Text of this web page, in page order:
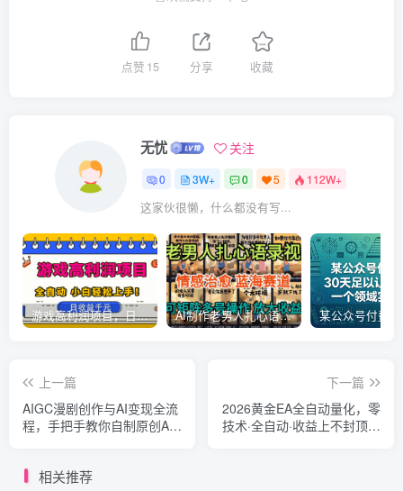
点赞 15 分享 收藏
无忧 关注
0 3W+ 0 5 112W+
这家伙很懒，什么都没有写...
游戏高利润项目，日收益1k+，全自动，无需值守，解放双手，小白轻松上手【揭秘】 AI制作老男人扎心语录，5分钟一条，操作简单，流量非常大，保姆级教程
上一篇
AIGC漫剧创作与AI变现全流
程，手把手教你自制原创AI
下一篇
2026黄金EA全自动量化，零
技术·全自动·收益上不封顶，
相关推荐